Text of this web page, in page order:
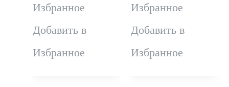
имеет
несколько
вариаций.
Избранное
Добавить в
Избранное
имеет
несколько
вариаций.
Избранное
Добавить в
Избранное